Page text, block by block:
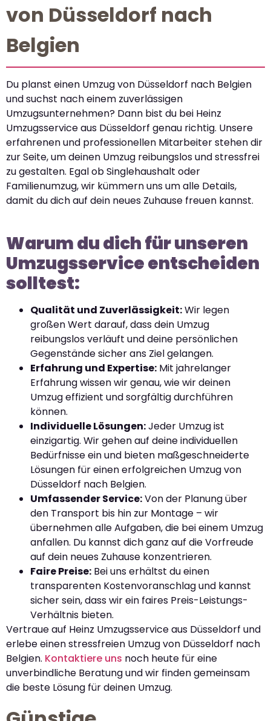
von Düsseldorf nach
Belgien
Du planst einen Umzug von Düsseldorf nach Belgien
und suchst nach einem zuverlässigen
Umzugsunternehmen? Dann bist du bei Heinz
Umzugsservice aus Düsseldorf genau richtig. Unsere
erfahrenen und professionellen Mitarbeiter stehen dir
zur Seite, um deinen Umzug reibungslos und stressfrei
zu gestalten. Egal ob Singlehaushalt oder
Familienumzug, wir kümmern uns um alle Details,
damit du dich auf dein neues Zuhause freuen kannst.
Warum du dich für unseren
Umzugsservice entscheiden
solltest:
Qualität und Zuverlässigkeit:Wir legen
großen Wert darauf, dass dein Umzug
reibungslos verläuft und deine persönlichen
Gegenstände sicher ans Ziel gelangen.
Erfahrung und Expertise: Mit jahrelanger
Erfahrung wissen wir genau, wie wir deinen
Umzug effizient und sorgfältig durchführen
können.
Individuelle Lösungen:Jeder Umzug ist
einzigartig. Wir gehen auf deine individuellen
Bedürfnisse ein und bieten maßgeschneiderte
Lösungen für einen erfolgreichen Umzug von
Düsseldorf nach Belgien.
Umfassender Service:Von der Planung über
den Transport bis hin zur Montage – wir
übernehmen alle Aufgaben, die bei einem Umzug
anfallen. Du kannst dich ganz auf die Vorfreude
auf dein neues Zuhause konzentrieren.
Faire Preise: Bei uns erhältst du einen
transparenten Kostenvoranschlag und kannst
sicher sein, dass wir ein faires Preis-Leistungs-
Verhältnis bieten.
Vertraue auf Heinz Umzugsservice aus Düsseldorf und
erlebe einen stressfreien Umzug von Düsseldorf nach
Belgien. Kontaktiere uns noch heute für eine
unverbindliche Beratung und wir finden gemeinsam
die beste Lösung für deinen Umzug.